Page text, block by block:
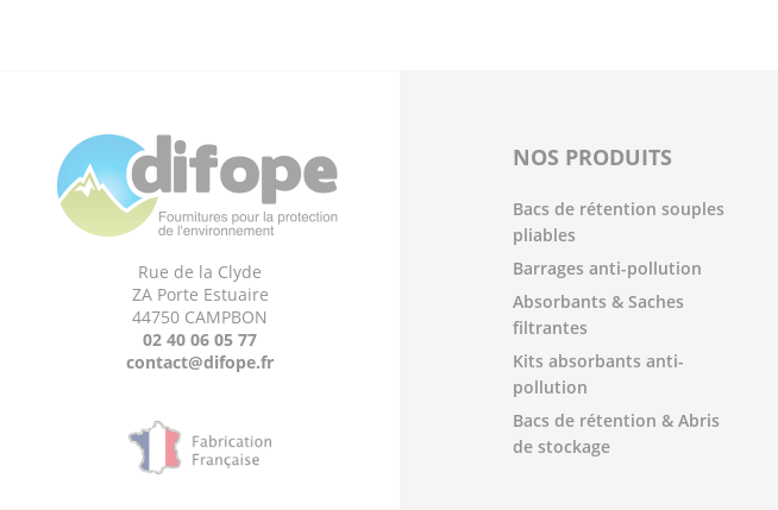
Rue de la Clyde
ZA Porte Estuaire
44750 CAMPBON
02 40 06 05 77
contact@difope.fr
NOS PRODUITS
Bacs de rétention souples
pliables
Barrages anti-pollution
Absorbants & Saches
filtrantes
Kits absorbants anti-
pollution
Bacs de rétention & Abris
de stockage